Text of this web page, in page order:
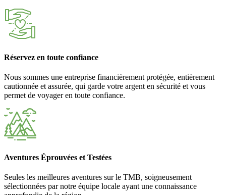
Réservez en toute confiance
Nous sommes une entreprise financièrement protégée, entièrement
cautionnée et assurée, qui garde votre argent en sécurité et vous
permet de voyager en toute confiance.
Aventures Éprouvées et Testées
Seules les meilleures aventures sur le TMB, soigneusement
sélectionnées par notre équipe locale ayant une connaissance